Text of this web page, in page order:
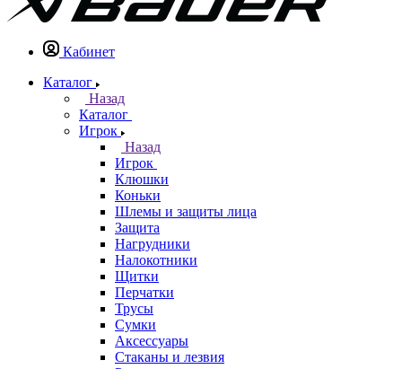
Кабинет
Каталог
Назад
Каталог
Игрок
Назад
Игрок
Клюшки
Коньки
Шлемы и защиты лица
Защита
Нагрудники
Налокотники
Щитки
Перчатки
Трусы
Сумки
Аксессуары
Стаканы и лезвия